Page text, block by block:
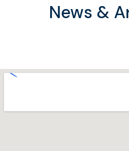
News &